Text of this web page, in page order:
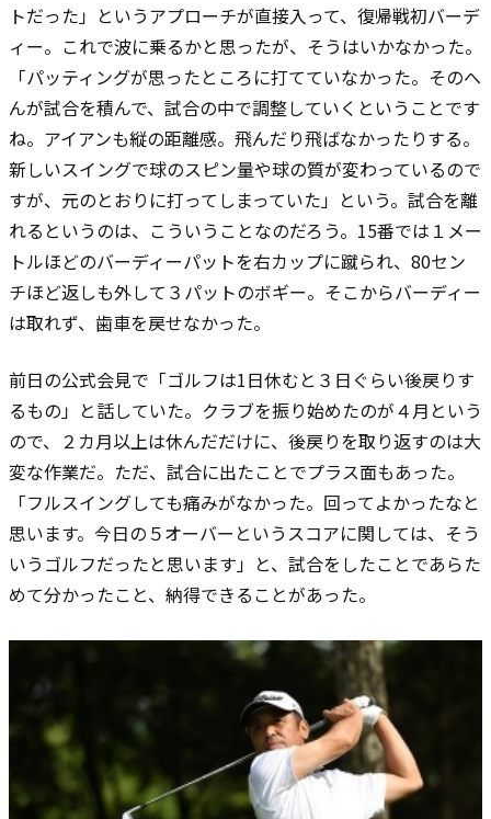
トだった」というアプローチが直接入って、復帰戦初バーデ
ィー。これで波に乗るかと思ったが、そうはいかなかった。
「パッティングが思ったところに打てていなかった。そのへ
んが試合を積んで、試合の中で調整していくということです
ね。アイアンも縦の距離感。飛んだり飛ばなかったりする。
新しいスイングで球のスピン量や球の質が変わっているので
すが、元のとおりに打ってしまっていた」という。試合を離
れるというのは、こういうことなのだろう。15番では１メー
トルほどのバーディーパットを右カップに蹴られ、80セン
チほど返しも外して３パットのボギー。そこからバーディー
は取れず、歯車を戻せなかった。
前日の公式会見で「ゴルフは1日休むと３日ぐらい後戻りす
るもの」と話していた。クラブを振り始めたのが４月という
ので、２カ月以上は休んだだけに、後戻りを取り返すのは大
変な作業だ。ただ、試合に出たことでプラス面もあった。
「フルスイングしても痛みがなかった。回ってよかったなと
思います。今日の５オーバーというスコアに関しては、そう
いうゴルフだったと思います」と、試合をしたことであらた
めて分かったこと、納得できることがあった。